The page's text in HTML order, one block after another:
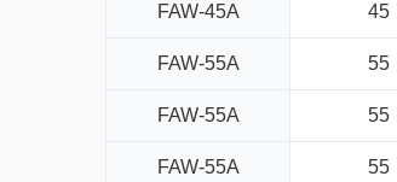
FAW-45A 45
FAW-55A 55
FAW-55A 55
FAW-55A 55